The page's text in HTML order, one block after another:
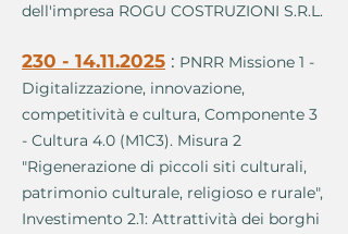
dell'impresa ROGU COSTRUZIONI S.R.L.
230 - 14.11.2025 : PNRR Missione 1 -
Digitalizzazione, innovazione,
competitività e cultura, Componente 3
- Cultura 4.0 (M1C3). Misura 2
"Rigenerazione di piccoli siti culturali,
patrimonio culturale, religioso e rurale",
Investimento 2.1: Attrattività dei borghi